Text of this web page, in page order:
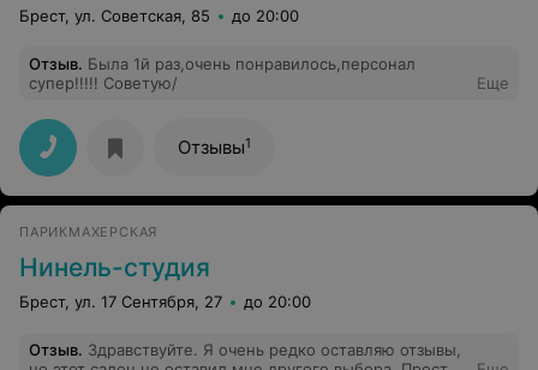
Брест, ул. Советская, 85 до 20:00
Отзыв. Была 1й раз,очень понравилось,персонал
супер!!!!! Советую/
Еще
Отзывы1
ПАРИКМАХЕРСКАЯ
Нинель-студия
Брест, ул. 17 Сентября, 27 до 20:00
Отзыв. Здравствуйте. Я очень редко оставляю отзывы,